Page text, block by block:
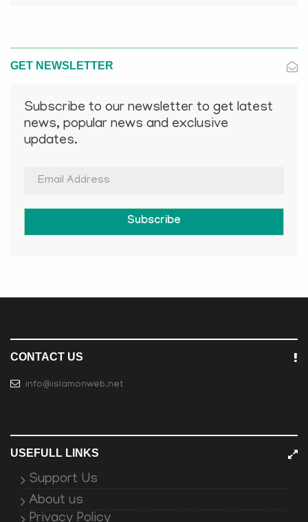
GET NEWSLETTER
Subscribe to our newsletter to get latest
news, popular news and exclusive
updates.
Subscribe
CONTACT US
info@islamonweb.net
USEFULL LINKS
Support Us
About us
Privacy Policy